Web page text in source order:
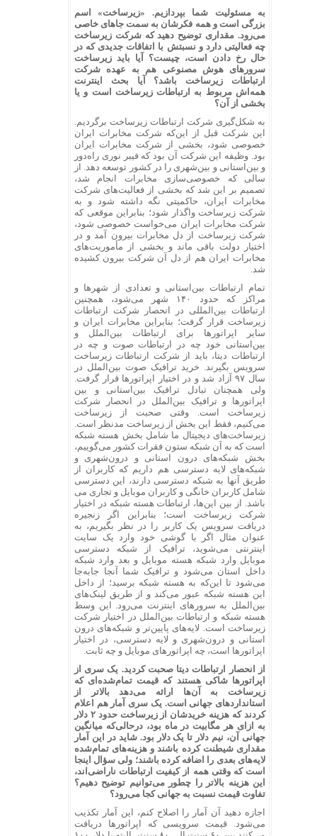
به مسئولیت شما بپردازیم. «زیرساخت» اسم
بزرگی است و همه فکرشان به سمت جاهای خاصی
می‌رود. مقداری توضیح دهید که شرکت زیرساخت
چه فعالیتی دارد و نسبتش با اتفاقات جدیدی که در
حال رخ دادن است، چیست؟ آیا باید زیرساخت
سرورهای هوش مصنوعی هم به عهده شرکت
ارتباطات زیرساخت باشد؟ آیا بحث اینترنت
همه‌اش مربوط به ارتباطات زیرساخت است و یا
بخشی از آن؟
به شکل‌گیری شرکت ارتباطات زیرساخت برگردیم.
این شرکت قبل از این‌که شرکت مخابرات ایران
خصوصی شود، بخشی از شرکت مخابرات ایران
بود. وظیفه این شرکت آن بود که فیبر نوری راه‌دور
و بین‌استانی و بین‌شهری را در کشور توسعه دهد. از
سالی که خصوصی‌سازی مخابرات انجام شد،
تصمیم بر این شد که بخشی از فعالیت‌های شرکت
مخابرات ایران، حاکمیتی نگه داشته شود و به
شرکت زیرساخت واگذار شود؛ بنابراین موقعی که
شرکت مخابرات ایران می‌خواست خصوصی شود،
شرکت زیرساخت از دل مخابرات بیرون آمد و در
اختیار دولت باقی ماند و بخشی از مأموریت‌های
مخابرات ایران هم از دل آن شرکت بیرون کشیده
شد.
تمام ارتباطات بین‌استانی و تعدادی از شهرها و
مراکز که حدود ۱۴۰ شهر می‌شود، همچنین
ارتباطات بین‌المللی در انحصار شرکت ارتباطات
زیرساخت قرار گرفت؛ بنابراین مخابرات ایران و
سایر اپراتورها برای ارتباطات بین‌الملل و
بین‌استانی خود چه در ارتباطات صوت و چه در
ارتباطات دیتا، باید از شرکت ارتباطات زیرساخت
سرویس بگیرند. خرید ترافیک صوت بین‌الملل در
سال ۹۷ آزاد شد و در اختیار اپراتورها قرار گرفت.
ولی همچنان تبادل ترافیک بین‌استانی و بین
اپراتورها و ترافیک بین‌الملل در انحصار شرکت
زیرساخت است. وقتی صحبت از زیرساخت
می‌کنیم، فقط این بخش از زیرساخت مدنظر است.
زیرساخت‌های دیجیتال ما شامل بخش هسته شبکه
است که به آن شبکه ستون فقرات کشور می‌گوییم،
بخش شبکه‌های درون استانی و درون‌شهری و
شبکه‌های لایه دسترسی هم داریم که کاربران از
طریق آنها به شبکه دسترسی دارند، این دسترسی
شامل کاربران خانگی و کاربران موبایل و تجاری می
باشد. از بین این‌ها، ارتباطات هسته شبکه در اختیار
شرکت زیرساخت است؛ بنابراین اگر زنجیره
دریافت سرویس یک کاربر را در نظر بگیریم، به
عنوان مثال اگر با گوشی خود وارد یک سایت
اینترنتی می‌شوید، ترافیک از شبکه دسترسی
موبایل وارد شبکه هسته موبایل و بعد وارد شبکه
داخل استان می‌شود و ترافیک شما آنجا جابه‌جا
می‌شود تا این‌که به هسته شبکه برسید؛ از داخل
این هسته شبکه عبور می‌کند و از طریق لینک‌های
بین‌الملل به سرورهای اینترنت می‌رود. این وسط
هسته شبکه و ارتباطات بین‌الملل در اختیار شرکت
زیرساخت است. لایه‌های پایین‌تر و شبکه‌های درون
استانی و درون‌شهری و لایه دسترسی، در اختیار
اپراتورها است، چه اپراتورهای موبایل و چه ثابت.
از انحصار ارتباطات دیتا صحبت کردید. یک سری از
اپراتورها شاکی هستند که قیمت تمام‌شده‌ای که
زیرساخت به آن‌ها ارائه می‌دهد بالاتر از
استانداردهای جهانی است. یک سری آمار هم اعلام
کردند که هزینه خریدشان از زیرساخت حدود ۲ دلار
به ازای هر مگابیت در ماه بود، درحالی‌که میانگین
جهانی آن، نیم دلار تا یک دلار بود. شاید در این آمار
مقداری شیطنت کرده باشند و هزینه‌های تمام‌شده
لایه‌های بعدی را اضافه کرده باشند؛ ولی سؤال اینجا
است که وقتی همه از کیفیت ارتباطات ناراضی‌اند،
این هزینه بالاتر را چطور می‌توانیم توضیح دهیم؟
تفاوت قیمت نسبت به جهانی کجا می‌رود؟
اجازه دهید آن آمار را اصلاح کنم، این آمار تکذیب
می‌شود. قیمت سرویسی که اپراتورها دریافت